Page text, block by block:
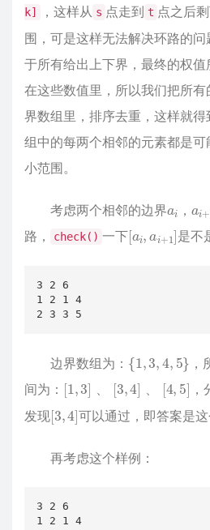
k] ，这样从 s 点走到 t 点之后
围，可是这样无法解决环路的
于所有给出上下界，最终的权
在这些数值里，所以我们把所
界数组里，排序去重，这样就
组中的每两个相邻的元素都是
小范围。
考虑两个相邻的边界 ，
路，
check() 一下[ ] 是不
3 2 6
1 2 1 4
2 3 3 5
边界数组为： {1, 3,4 5
间为：
、 、
[1 3]、 3,4 、 5
发现[3 4]可以通过，即答案是这
再考虑这个样例：
3 2 6
1 2 1 4